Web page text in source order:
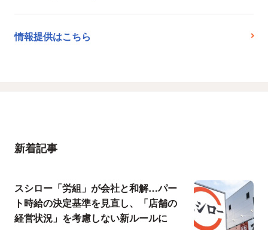
情報提供はこちら
新着記事
スシロー「労組」が会社と和解…パー
ト時給の決定基準を見直し、「店舗の
経営状況」を考慮しない新ルールに